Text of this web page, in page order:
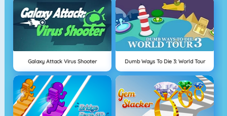
Galaxy Attack Virus Shooter Dumb Ways To Die 3: World Tour